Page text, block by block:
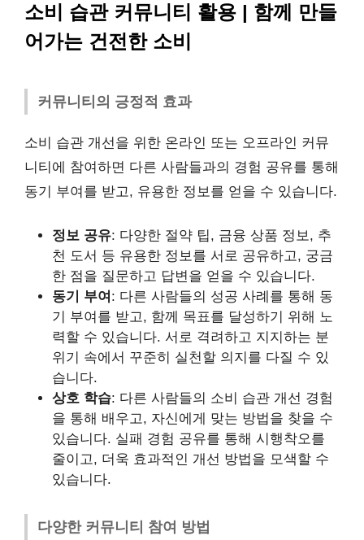
소비 습관 커뮤니티 활용 | 함께 만들
어가는 건전한 소비
커뮤니티의 긍정적 효과
소비 습관 개선을 위한 온라인 또는 오프라인 커뮤
니티에 참여하면 다른 사람들과의 경험 공유를 통해
동기 부여를 받고, 유용한 정보를 얻을 수 있습니다.
정보 공유: 다양한 절약 팁, 금융 상품 정보, 추
천 도서 등 유용한 정보를 서로 공유하고, 궁금
한 점을 질문하고 답변을 얻을 수 있습니다.
동기 부여 : 다른 사람들의 성공 사례를 통해 동
기 부여를 받고, 함께 목표를 달성하기 위해 노
력할 수 있습니다. 서로 격려하고 지지하는 분
위기 속에서 꾸준히 실천할 의지를 다질 수 있
습니다.
상호 학습: 다른 사람들의 소비 습관 개선 경험
을 통해 배우고, 자신에게 맞는 방법을 찾을 수
있습니다. 실패 경험 공유를 통해 시행착오를
줄이고, 더욱 효과적인 개선 방법을 모색할 수
있습니다.
다양한 커뮤니티 참여 방법